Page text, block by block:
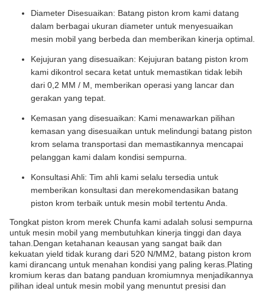
Diameter Disesuaikan: Batang piston krom kami datang
dalam berbagai ukuran diameter untuk menyesuaikan
mesin mobil yang berbeda dan memberikan kinerja optimal.
Kejujuran yang disesuaikan: Kejujuran batang piston krom
kami dikontrol secara ketat untuk memastikan tidak lebih
dari 0,2 MM / M, memberikan operasi yang lancar dan
gerakan yang tepat.
Kemasan yang disesuaikan: Kami menawarkan pilihan
kemasan yang disesuaikan untuk melindungi batang piston
krom selama transportasi dan memastikannya mencapai
pelanggan kami dalam kondisi sempurna.
Konsultasi Ahli: Tim ahli kami selalu tersedia untuk
memberikan konsultasi dan merekomendasikan batang
piston krom terbaik untuk mesin mobil tertentu Anda.
Tongkat piston krom merek Chunfa kami adalah solusi sempurna
untuk mesin mobil yang membutuhkan kinerja tinggi dan daya
tahan.Dengan ketahanan keausan yang sangat baik dan
kekuatan yield tidak kurang dari 520 N/MM2, batang piston krom
kami dirancang untuk menahan kondisi yang paling keras.Plating
kromium keras dan batang panduan kromiumnya menjadikannya
pilihan ideal untuk mesin mobil yang menuntut presisi dan